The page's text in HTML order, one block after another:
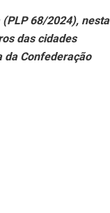
68/2024), nesta
das cidades
da Confederação